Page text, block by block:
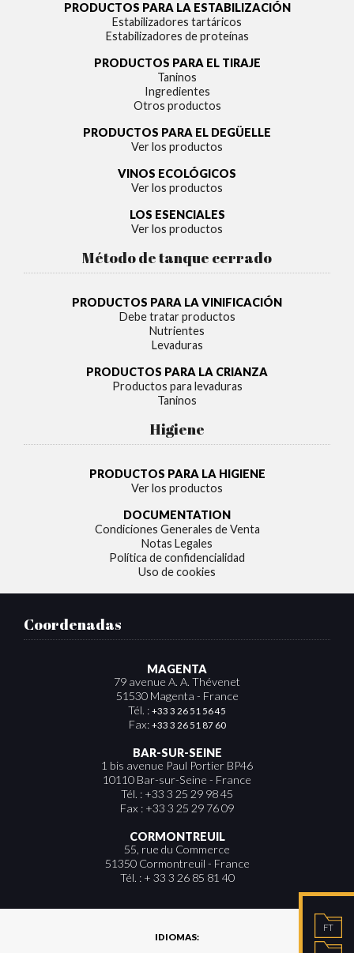
FT
PRODUCTOS PARA LA ESTABILIZACIÓN
Estabilizadores tartáricos
Estabilizadores de proteínas
PRODUCTOS PARA EL TIRAJE
Taninos
Ingredientes
Otros productos
PRODUCTOS PARA EL DEGÜELLE
Ver los productos
VINOS ECOLÓGICOS
Ver los productos
LOS ESENCIALES
Ver los productos
Método de tanque cerrado
PRODUCTOS PARA LA VINIFICACIÓN
Debe tratar productos
Nutrientes
Levaduras
PRODUCTOS PARA LA CRIANZA
Productos para levaduras
Taninos
Higiene
PRODUCTOS PARA LA HIGIENE
Ver los productos
DOCUMENTATION
Condiciones Generales de Venta
Notas Legales
Política de confidencialidad
Uso de cookies
Coordenadas
MAGENTA
79 avenue A. A. Thévenet
51530 Magenta - France
Tél. : +33 3 26 51 56 45
Fax: +33 3 26 51 87 60
BAR-SUR-SEINE
1 bis avenue Paul Portier BP46
10110 Bar-sur-Seine - France
Tél. : +33 3 25 29 98 45
Fax : +33 3 25 29 76 09
CORMONTREUIL
55, rue du Commerce
51350 Cormontreuil - France
Tél. : + 33 3 26 85 81 40
IDIOMAS: